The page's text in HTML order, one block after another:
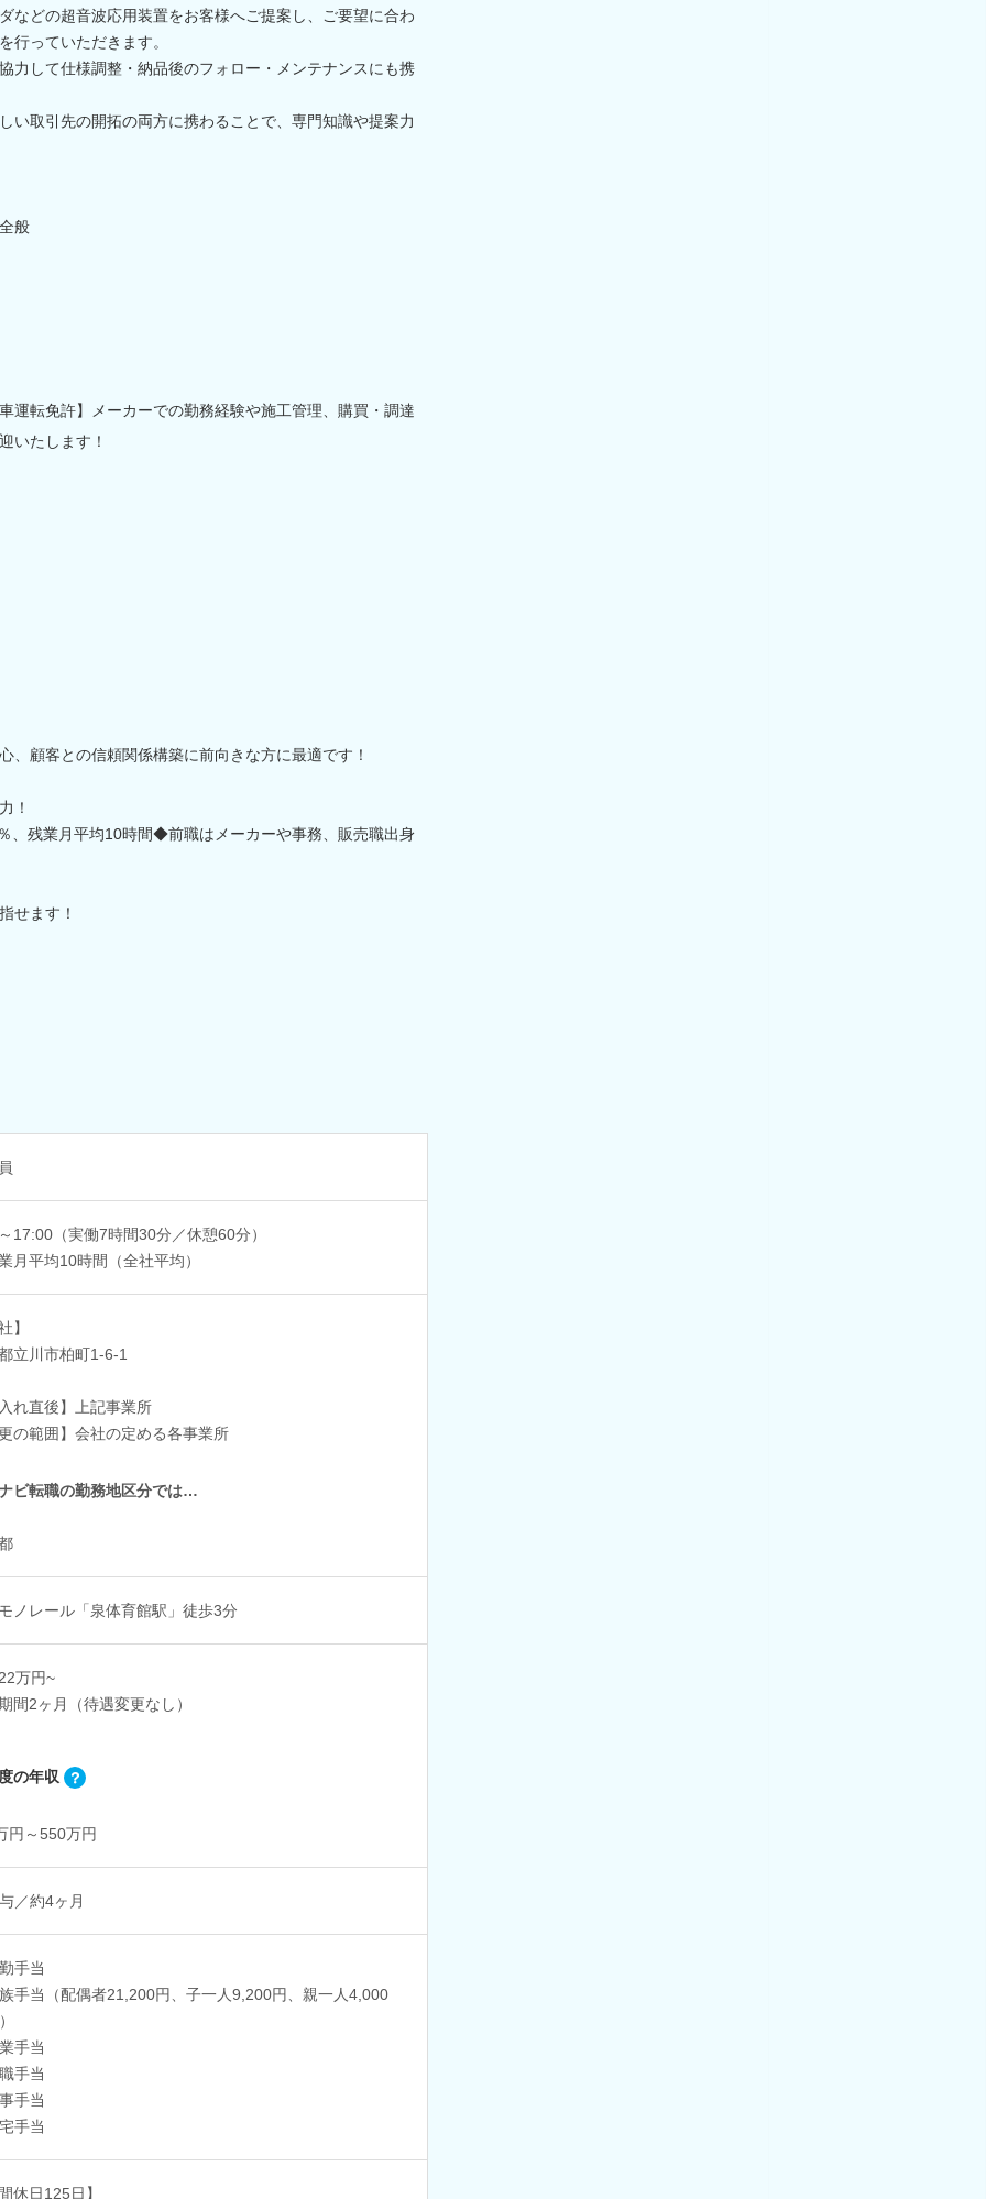
などの超音波応用装置をお客様へご提案し、ご要望に合わ
行っていただきます。
力して仕様調整・納品後のフォロー・メンテナンスにも携
い取引先の開拓の両方に携わることで、専門知識や提案力
般
運転免許】メーカーでの勤務経験や施工管理、購買・調達
いたします！
、顧客との信頼関係構築に前向きな方に最適です！
！
、残業月平均10時間◆前職はメーカーや事務、販売職出身
せます！
17:00（実働7時間30分／休憩60分）
月平均10時間（全社平均）
】
立川市柏町1-6-1
れ直後】上記事業所
の範囲】会社の定める各事業所
ビ転職の勤務地区分では…
ノレール「泉体育館駅」徒歩3分
万円~
間2ヶ月（待遇変更なし）
の年収
円～550万円
／約4ヶ月
手当
手当（配偶者21,200円、子一人9,200円、親一人4,000
手当
手当
手当
手当
休日125日】